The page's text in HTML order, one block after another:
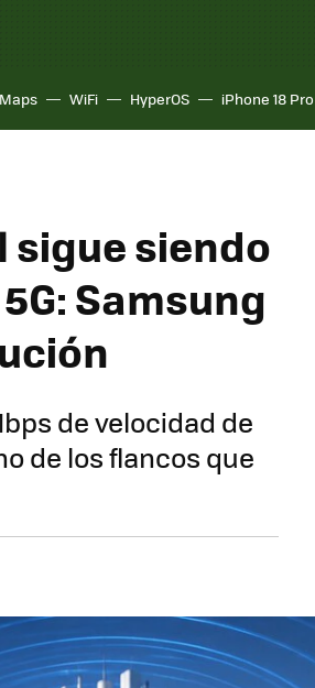
WiFi HyperOS iPhone 18 Pro
sigue siendo
Samsung
de velocidad de
de los flancos que